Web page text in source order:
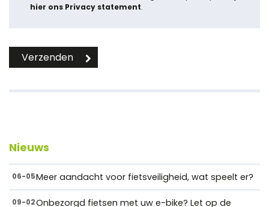
hier ons Privacy statement.
Nieuws
06-05Meer aandacht voor fietsveiligheid, wat speelt er?
09-02Onbezorgd fietsen met uw e-bike? Let op de